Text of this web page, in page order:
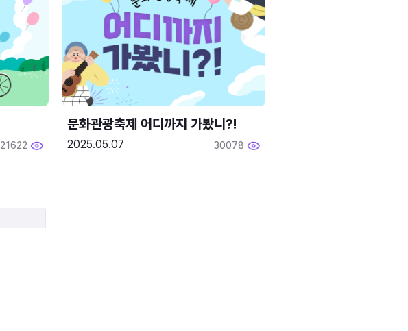
21622
문화관광축제 어디까지 가봤니?!
2025.05.07 30078